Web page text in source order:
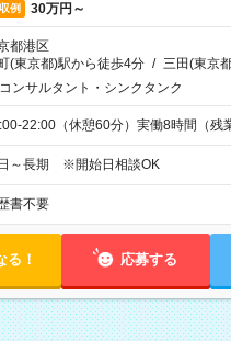
例 30万円～
都港区
(東京都)駅から徒歩4分 / 三田(東京
コンサルタント・シンクタンク
22:00（休憩60分）実働8時間（残
～長期 ※開始日相談OK
書不要
る！ 応募する